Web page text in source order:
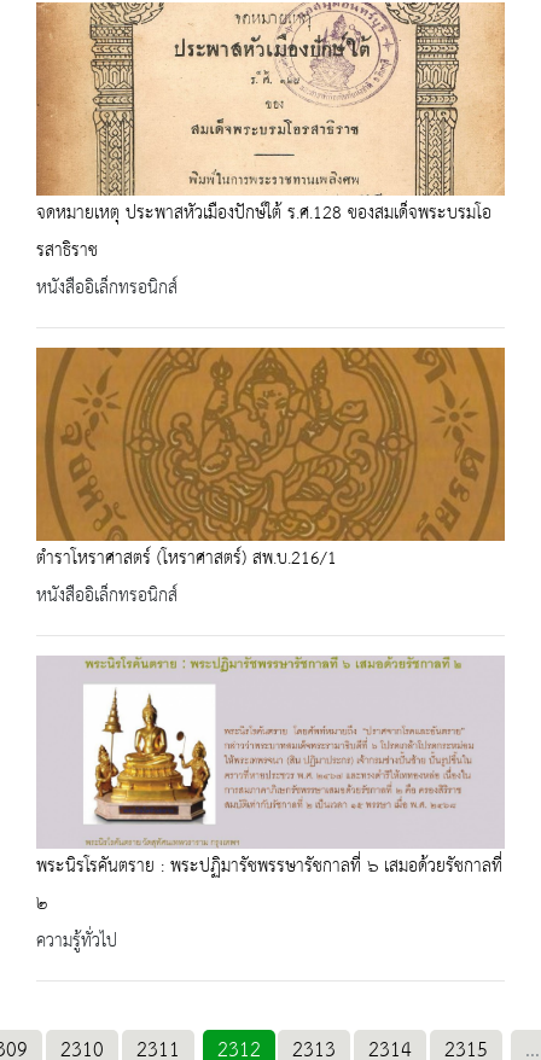
จดหมายเหตุ ประพาสหัวเมืองปักษ์ใต้ ร.ศ.128 ของสมเด็จพระบรมโอ
รสาธิราช
หนังสืออิเล็กทรอนิกส์
ตำราโหราศาสตร์ (โหราศาสตร์) สพ.บ.216/1
หนังสืออิเล็กทรอนิกส์
พระนิรโรคันตราย : พระปฏิมารัชพรรษารัชกาลที่ ๖ เสมอด้วยรัชกาลที่
๒
ความรู้ทั่วไป
2310 2311 2312 2313 2314 2315 ...